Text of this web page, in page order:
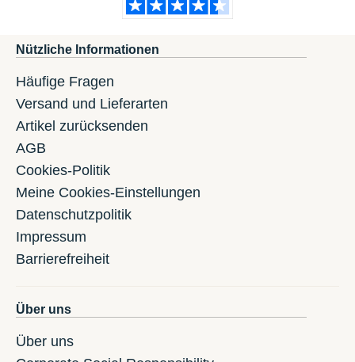
Nützliche Informationen
Häufige Fragen
Versand und Lieferarten
Artikel zurücksenden
AGB
Cookies-Politik
Meine Cookies-Einstellungen
Datenschutzpolitik
Impressum
Barrierefreiheit
Über uns
Über uns